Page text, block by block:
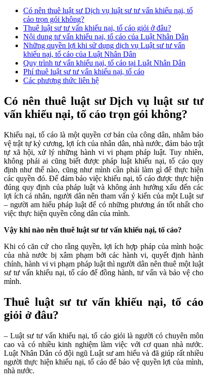
Có nên thuê luật sư Dịch vụ luật sư tư vấn khiếu nại, tố
cáo trọn gói không?
Thuê luật sư tư vấn khiếu nại, tố cáo giỏi ở đâu?
Nội dung tư vấn khiếu nại, tố cáo của Luật Nhân Dân
Những quyền lợi khi sử dụng dịch vụ Luật sư tư vấn
khiếu nại, tố cáo của Luật Nhân Dân
Quy trình tư vấn khiếu nại, tố cáo tại Luật Nhân Dân
Phí thuê luật sư tư vấn khiếu nại, tố cáo
Các phương thức liên hệ
Có nên thuê luật sư Dịch vụ luật sư tư
vấn khiếu nại, tố cáo trọn gói không?
Khiếu nại, tố cáo là một quyền cơ bản của công dân, nhằm bảo
vệ trật tự kỷ cương, lợi ích của nhân dân, nhà nước, đảm bảo trật
tự xã hội, xử lý những hành vi vi phạm pháp luật. Tuy nhiên,
không phải ai cũng biết được pháp luật khiếu nại, tố cáo quy
định như thế nào, cũng như mình cần phải làm gì để thực hiện
các quyền đó. Để đảm bảo việc khiếu nại, tố cáo được thực hiện
đúng quy định của pháp luật và không ảnh hưởng xấu đến các
lợi ích cá nhân, người dân nên tham vấn ý kiến của một Luật sư
– người am hiểu pháp luật để có những phương án tốt nhất cho
việc thực hiện quyền công dân của mình.
Vậy khi nào nên thuê luật sư tư vấn khiếu nại, tố cáo?
Khi có căn cứ cho rằng quyền, lợi ích hợp pháp của mình hoặc
của nhà nước bị xâm phạm bởi các hành vi, quyết định hành
chính, hành vi vi phạm pháp luật thì người dân nên thuê một luật
sư tư vấn khiếu nại, tố cáo để đồng hành, tư vấn và bảo vệ cho
mình.
Thuê luật sư tư vấn khiếu nại, tố cáo
giỏi ở đâu?
– Luật sư tư vấn khiếu nại, tố cáo giỏi là người có chuyên môn
cao và có nhiều kinh nghiệm làm việc với cơ quan nhà nước.
Luật Nhân Dân có đội ngũ Luật sư am hiểu và đã giúp rất nhiều
người thực hiện khiếu nại, tố cáo để bảo vệ quyền lợi của mình,
nhà nước.